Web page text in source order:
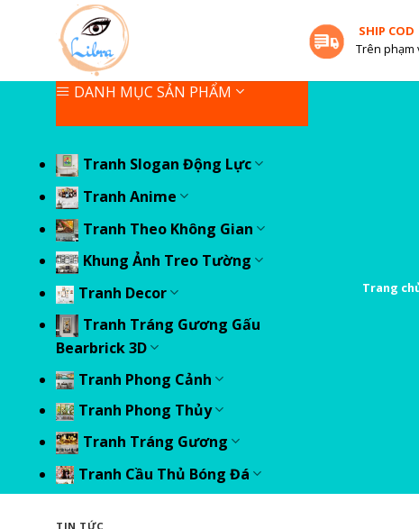
SHIP COD
Trên phạm
DANH MỤC SẢN PHẨM
Tranh Slogan Động Lực
Tranh Anime
Tranh Theo Không Gian
Khung Ảnh Treo Tường
Tranh Decor
Tranh Tráng Gương Gấu
Bearbrick 3D
Tranh Phong Cảnh
Tranh Phong Thủy
Tranh Tráng Gương
Tranh Cầu Thủ Bóng Đá
Trang
TIN TỨC